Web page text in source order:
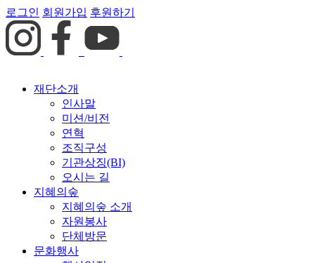
로그인 회원가입 후원하기
재단소개
인사말
미션/비전
연혁
조직구성
기관상징(BI)
오시는 길
지혜의숲
지혜의숲 소개
자원봉사
단체방문
문화행사